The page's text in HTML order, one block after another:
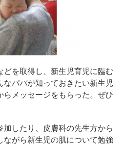
どを取得し、新生児育児に臨む
パパが知っておきたい新生児
らメッセージをもらった。ぜひ
加したり、皮膚科の先生方から
ながら新生児の肌について勉強